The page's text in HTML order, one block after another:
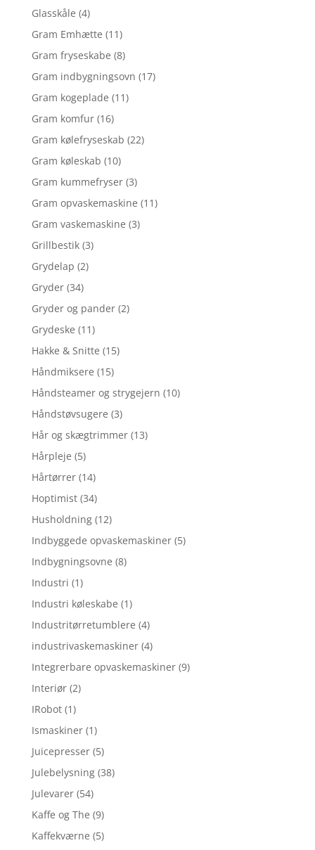
Glasskåle (4)
Gram Emhætte (11)
Gram fryseskabe (8)
Gram indbygningsovn (17)
Gram kogeplade (11)
Gram komfur (16)
Gram kølefryseskab (22)
Gram køleskab (10)
Gram kummefryser (3)
Gram opvaskemaskine (11)
Gram vaskemaskine (3)
Grillbestik (3)
Grydelap (2)
Gryder (34)
Gryder og pander (2)
Grydeske (11)
Hakke & Snitte (15)
Håndmiksere (15)
Håndsteamer og strygejern (10)
Håndstøvsugere (3)
Hår og skægtrimmer (13)
Hårpleje (5)
Hårtørrer (14)
Hoptimist (34)
Husholdning (12)
Indbyggede opvaskemaskiner (5)
Indbygningsovne (8)
Industri (1)
Industri køleskabe (1)
Industritørretumblere (4)
industrivaskemaskiner (4)
Integrerbare opvaskemaskiner (9)
Interiør (2)
IRobot (1)
Ismaskiner (1)
Juicepresser (5)
Julebelysning (38)
Julevarer (54)
Kaffe og The (9)
Kaffekværne (5)